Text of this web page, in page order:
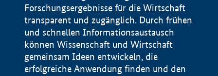
Forschungsergebnisse für die Wirtschaft
transparent und zugänglich. Durch frühen
und schnellen Informationsaustausch
können Wissenschaft und Wirtschaft
gemeinsam Ideen entwickeln, die
erfolgreiche Anwendung finden und den